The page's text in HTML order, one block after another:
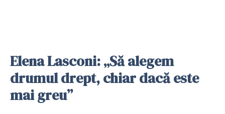
Elena Lasconi: „Să alegem
drumul drept, chiar dacă este
mai greu”